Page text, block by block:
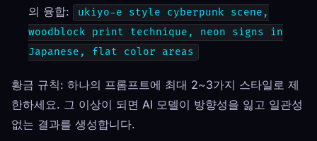
의 융합:
ukiyo-e style cyberpunk scene,
woodblock print technique, neon signs in
Japanese, flat color areas
황금 규칙: 하나의 프롬프트에 최대 2~3가지 스타일로 제
한하세요. 그 이상이 되면 AI 모델이 방향성을 잃고 일관성
없는 결과를 생성합니다.